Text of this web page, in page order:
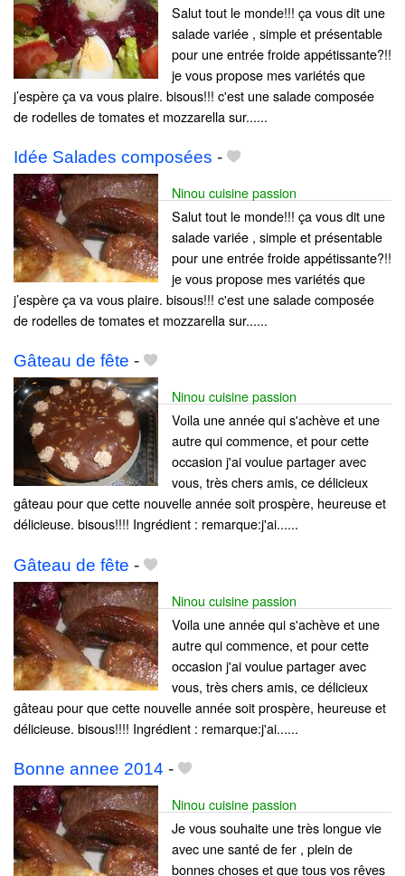
Salut tout le monde!!! ça vous dit une
salade variée , simple et présentable
pour une entrée froide appétissante?!!
je vous propose mes variétés que
j’espère ça va vous plaire. bisous!!! c'est une salade composée
de rodelles de tomates et mozzarella sur......
Idée Salades composées -
Ninou cuisine passion
Salut tout le monde!!! ça vous dit une
salade variée , simple et présentable
pour une entrée froide appétissante?!!
je vous propose mes variétés que
j’espère ça va vous plaire. bisous!!! c'est une salade composée
de rodelles de tomates et mozzarella sur......
Gâteau de fête -
Ninou cuisine passion
Voila une année qui s'achève et une
autre qui commence, et pour cette
occasion j'ai voulue partager avec
vous, très chers amis, ce délicieux
gâteau pour que cette nouvelle année soit prospère, heureuse et
délicieuse. bisous!!!! Ingrédient : remarque:j'ai......
Gâteau de fête -
Ninou cuisine passion
Voila une année qui s'achève et une
autre qui commence, et pour cette
occasion j'ai voulue partager avec
vous, très chers amis, ce délicieux
gâteau pour que cette nouvelle année soit prospère, heureuse et
délicieuse. bisous!!!! Ingrédient : remarque:j'ai......
Bonne annee 2014 -
Ninou cuisine passion
Je vous souhaite une très longue vie
avec une santé de fer , plein de
bonnes choses et que tous vos rêves